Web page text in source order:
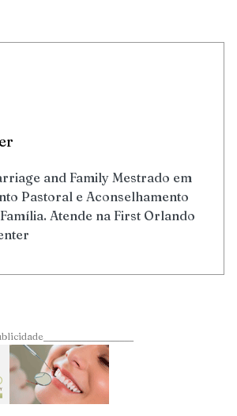
and Family Mestrado em
Pastoral e Aconselhamento
Atende na First Orlando